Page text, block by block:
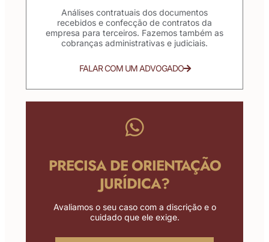
Análises contratuais dos documentos
recebidos e confecção de contratos da
empresa para terceiros. Fazemos também as
cobranças administrativas e judiciais.
FALAR COM UM ADVOGADO
PRECISA DE ORIENTAÇÃO
JURÍDICA?
Avaliamos o seu caso com a discrição e o
cuidado que ele exige.